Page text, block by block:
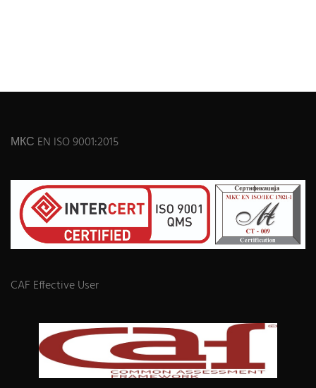
МКС EN ISO 9001:2015
CAF Effective User